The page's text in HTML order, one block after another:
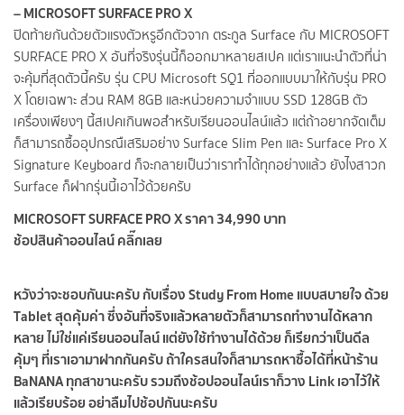
– MICROSOFT SURFACE PRO X
ปิดท้ายกันด้วยตัวแรงตัวหรูอีกตัวจาก ตระกูล Surface กับ MICROSOFT
SURFACE PRO X อันที่จริงรุ่นนี้ก็ออกมาหลายสเปค แต่เราแนะนำตัวที่น่า
จะคุ้มที่สุดตัวนี้ครับ รุ่น CPU Microsoft SQ1 ที่ออกแบบมาให้กับรุ่น PRO
X โดยเฉพาะ ส่วน RAM 8GB และหน่วยความจำแบบ SSD 128GB ตัว
เครื่องเพียงๆ นี้สเปคเกินพอสำหรับเรียนออนไลน์แล้ว แต่ถ้าอยากจัดเต็ม
ก็สามารถซื้ออุปกรณืเสริมอย่าง Surface Slim Pen และ Surface Pro X
Signature Keyboard ก็จะกลายเป็นว่าเราทำได้ทุกอย่างแล้ว ยังไงสาวก
Surface ก็ฝากรุ่นนี้เอาไว้ด้วยครับ
MICROSOFT SURFACE PRO X ราคา 34,990 บาท
ช้อปสินค้าออนไลน์ คลิ๊กเลย
หวังว่าจะชอบกันนะครับ กับเรื่อง Study From Home แบบสบายใจ ด้วย
Tablet สุดคุ้มค่า ซึ่งอันที่จริงแล้วหลายตัวก็สามารถทำงานได้หลาก
หลาย ไม่ใช่แค่เรียนออนไลน์ แต่ยังใช้ทำงานได้ด้วย ก็เรียกว่าเป็นดีล
คุ้มๆ ที่เราเอามาฝากกันครับ ถ้าใครสนใจก็สามารถหาซื้อได้ที่หน้าร้าน
BaNANA ทุกสาขานะครับ รวมถึงช้อปออนไลน์เราก็วาง Link เอาไว้ให้
แล้วเรียบร้อย อย่าลืมไปช้อปกันนะครับ